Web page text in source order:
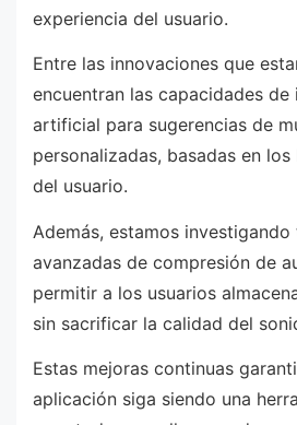
experiencia del usuario.
Entre las innovaciones que
encuentran las capacidades de
artificial para sugerencias de
personalizadas, basadas en
del usuario.
Además, estamos
avanzadas de compresión de
permitir a los usuarios
sin sacrificar la calidad del
Estas mejoras continuas
aplicación siga siendo una